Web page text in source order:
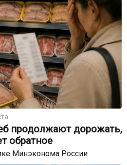
продолжают дорожать,
обратное
Минэконома России